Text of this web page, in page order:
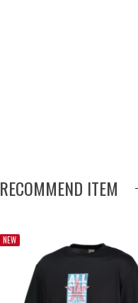
RECOMMEND ITEM
NEW